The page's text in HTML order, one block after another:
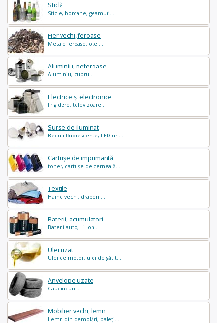
Sticlă
Sticle, borcane, geamuri...
Fier vechi, feroase
Metale feroase, otel...
Aluminiu, neferoase...
Aluminiu, cupru...
Electrice și electronice
Frigidere, televizoare...
Surse de iluminat
Becuri fluorescente, LED-uri...
Cartușe de imprimantă
toner, cartușe de cerneală...
Textile
Haine vechi, draperii...
Baterii, acumulatori
Baterii auto, Li-Ion...
Ulei uzat
Ulei de motor, ulei de gătit...
Anvelope uzate
Cauciucuri...
Mobilier vechi, lemn
Lemn din demolări, paleți...